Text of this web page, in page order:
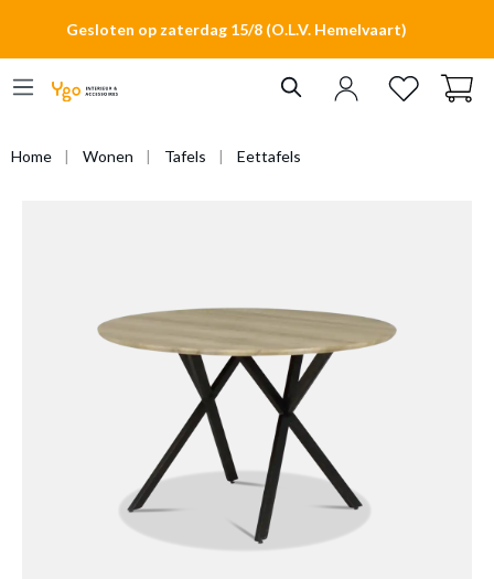
Gesloten op zaterdag 15/8 (O.L.V. Hemelvaart)
Home Wonen Tafels Eettafels